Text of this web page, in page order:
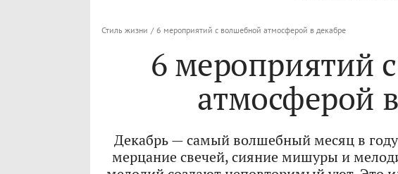
Стиль жизни / 6 мероприятий с волшебной атмосферой в декабре
6 мероприятий
атмосферой
Декабрь — самый волшебный месяц в
мерцание свечей, сияние мишуры и